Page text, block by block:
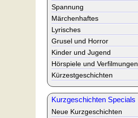
Spannung
Märchenhaftes
Lyrisches
Grusel und Horror
Kinder und Jugend
Hörspiele und Verfilmungen
Kürzestgeschichten
Kurzgeschichten Specials
Neue Kurzgeschichten